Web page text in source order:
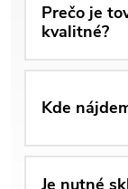
Prečo je
kvalitné?
Kde
Je nutné